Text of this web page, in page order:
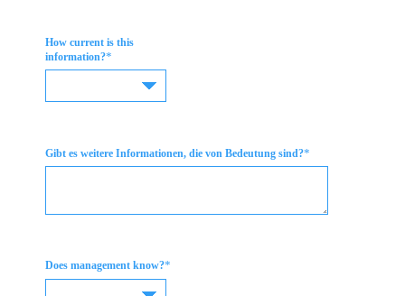
How current is this
information?*
Gibt es weitere Informationen, die von Bedeutung sind?*
Does management know?*